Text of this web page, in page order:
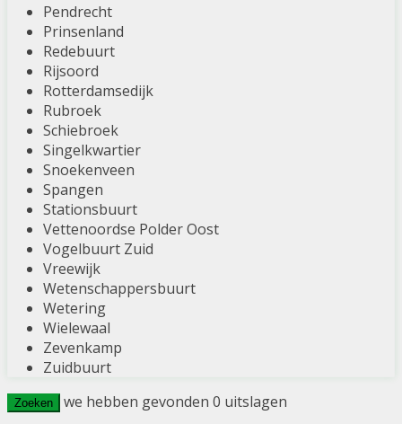
Pendrecht
Prinsenland
Redebuurt
Rijsoord
Rotterdamsedijk
Rubroek
Schiebroek
Singelkwartier
Snoekenveen
Spangen
Stationsbuurt
Vettenoordse Polder Oost
Vogelbuurt Zuid
Vreewijk
Wetenschappersbuurt
Wetering
Wielewaal
Zevenkamp
Zuidbuurt
Zoeken we hebben gevonden 0 uitslagen